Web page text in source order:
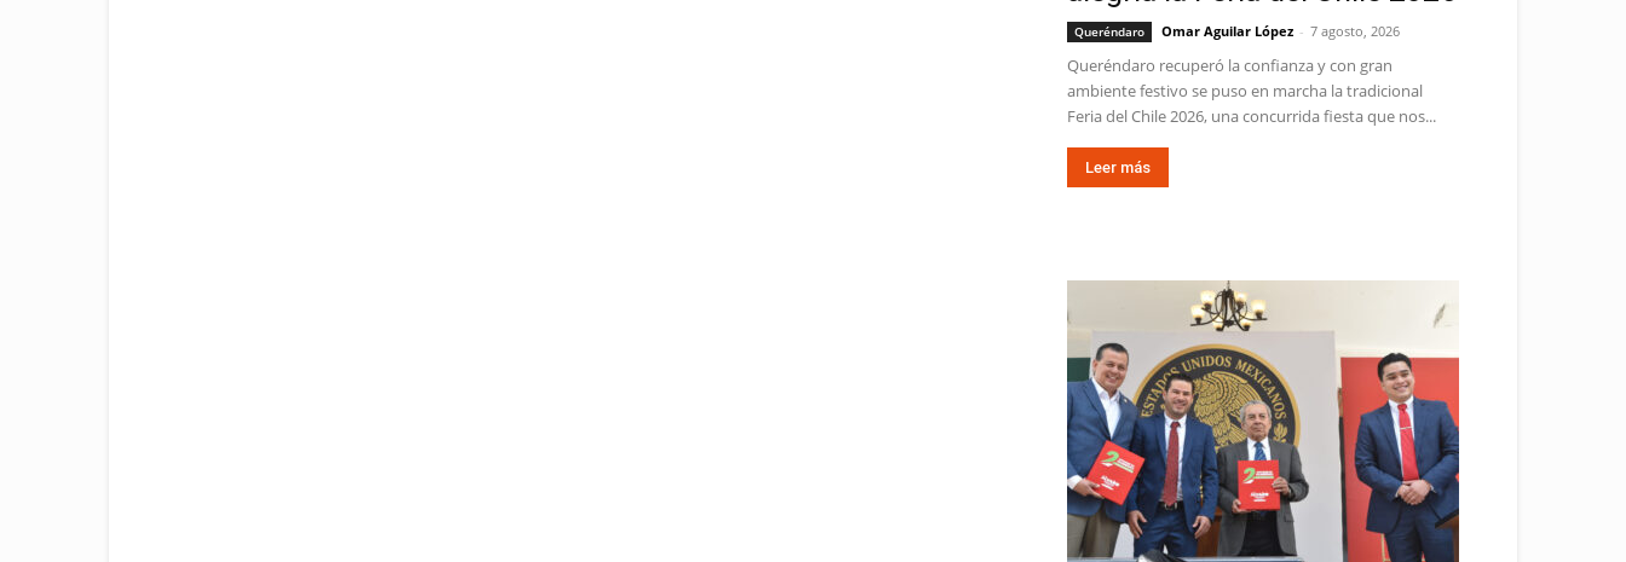
Queréndaro Omar Aguilar López - 7 agosto, 2026
Queréndaro recuperó la confianza y con gran
ambiente festivo se puso en marcha la tradicional
Feria del Chile 2026, una concurrida fiesta que nos...
Leer más